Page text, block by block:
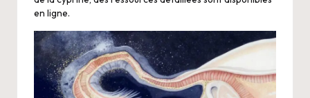
en ligne.